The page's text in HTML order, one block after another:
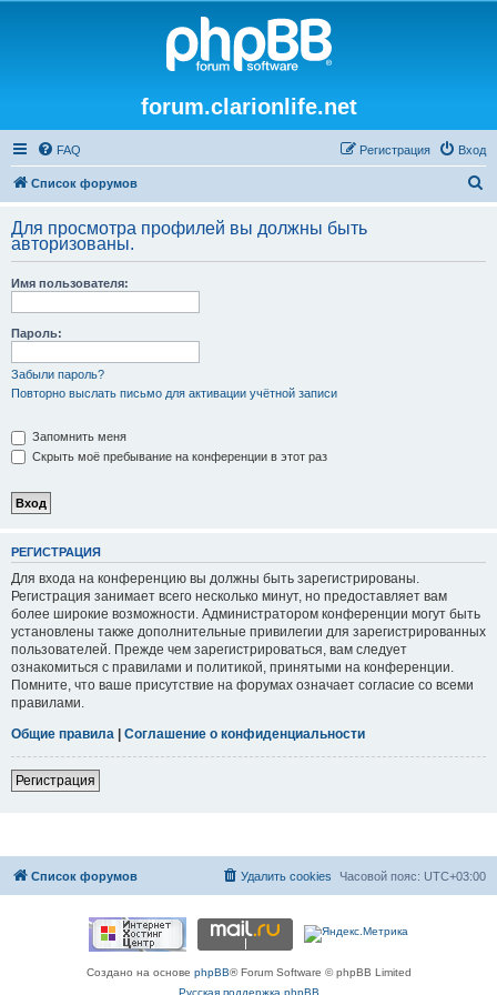
forum.clarionlife.net
FAQ Вход
Регистрация
Список форумов
с
Для просмотра профилей вы должны быть
авторизованы.
Имя пользователя:
Пароль:
Забыли пароль?
Повторно выслать письмо для активации учётной записи
Запомнить меня
Скрыть моё пребывание на конференции в этот раз
РЕГИСТРАЦИЯ
Для входа на конференцию вы должны быть зарегистрированы.
Регистрация занимает всего несколько минут, но предоставляет вам
более широкие возможности. Администратором конференции могут быть
установлены также дополнительные привилегии для зарегистрированных
пользователей. Прежде чем зарегистрироваться, вам следует
ознакомиться с правилами и политикой, принятыми на конференции.
Помните, что ваше присутствие на форумах означает согласие со всеми
правилами.
Общие правила | Соглашение о конфиденциальности
Регистрация
Список форумов Часовой пояс: UTC+03:00
Удалить cookies
Создано на основе phpBB® Forum Software © phpBB Limited
Русская поддержка phpBB